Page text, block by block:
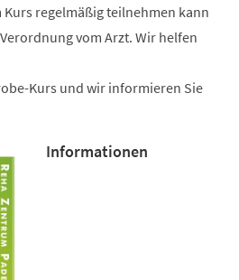
Kurs regelmäßig teilnehmen kann
vom Arzt. Wir helfen
Kurs und wir informieren Sie
Informationen